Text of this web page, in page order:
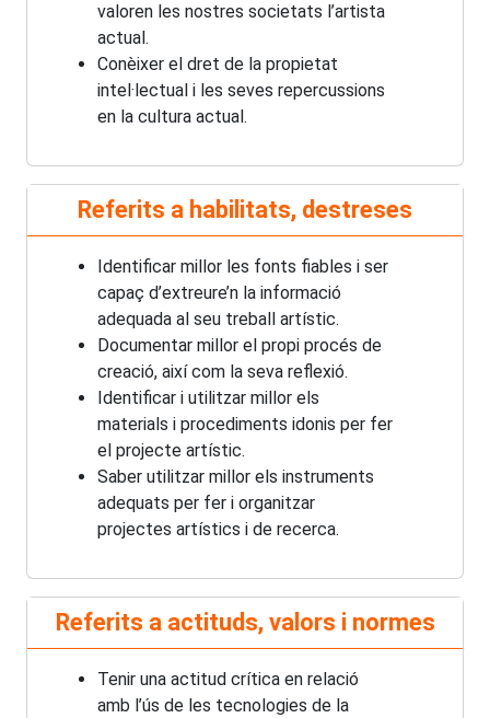
valoren les nostres societats l’artista
actual.
Conèixer el dret de la propietat
intel·lectual i les seves repercussions
en la cultura actual.
Referits a habilitats, destreses
Identificar millor les fonts fiables i ser
capaç d’extreure’n la informació
adequada al seu treball artístic.
Documentar millor el propi procés de
creació, així com la seva reflexió.
Identificar i utilitzar millor els
materials i procediments idonis per fer
el projecte artístic.
Saber utilitzar millor els instruments
adequats per fer i organitzar
projectes artístics i de recerca.
Referits a actituds, valors i normes
Tenir una actitud crítica en relació
amb l’ús de les tecnologies de la